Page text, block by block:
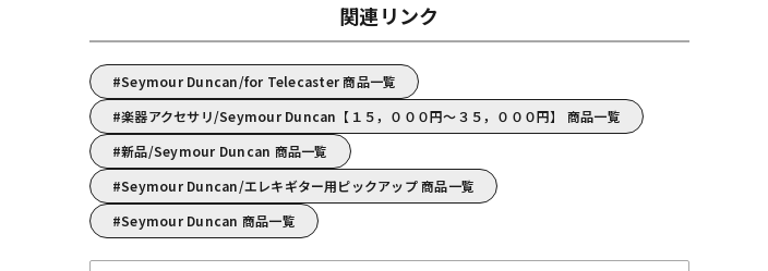
関連リンク
Seymour Duncan/for Telecaster 商品一覧
楽器アクセサリ/Seymour Duncan【１５，０００円～３５，０００円】 商品一覧
新品/Seymour Duncan 商品一覧
Seymour Duncan/エレキギター用ピックアップ 商品一覧
Seymour Duncan 商品一覧